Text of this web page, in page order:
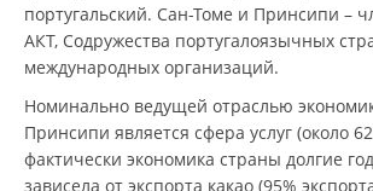
португальский. Сан-Томе и Принсипи –
АКТ, Содружества португалоязычных
международных организаций.
Номинально ведущей отраслью
Принсипи является сфера услуг (около
фактически экономика страны долгие
зависела от экспорта какао (95%